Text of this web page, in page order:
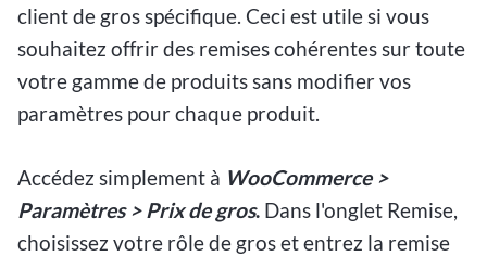
client de gros spécifique. Ceci est utile si vous
souhaitez offrir des remises cohérentes sur toute
votre gamme de produits sans modifier vos
paramètres pour chaque produit.
Accédez simplement à WooCommerce >
Paramètres > Prix de gros. Dans l'onglet Remise,
choisissez votre rôle de gros et entrez la remise